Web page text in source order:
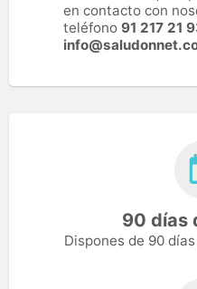
en contacto con
teléfono 91 217 21
90 días
Dispones de 90